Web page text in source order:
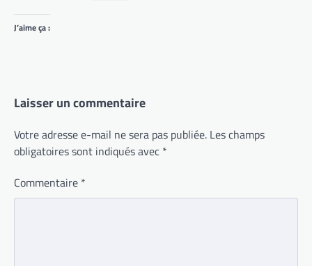
J’aime ça :
Laisser un commentaire
Votre adresse e-mail ne sera pas publiée. Les champs
obligatoires sont indiqués avec *
Commentaire *